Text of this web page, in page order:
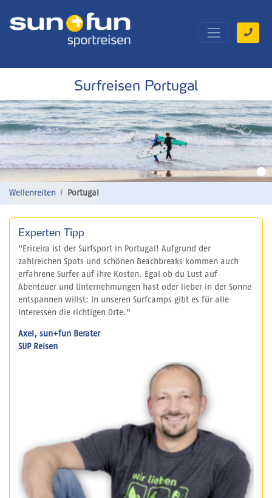
Surfreisen Portugal
Wellenreiten Portugal
Experten Tipp
"Ericeira ist der Surfsport in Portugal! Aufgrund der
zahlreichen Spots und schönen Beachbreaks kommen auch
erfahrene Surfer auf ihre Kosten. Egal ob du Lust auf
Abenteuer und Unternehmungen hast oder lieber in der Sonne
entspannen willst: In unseren Surfcamps gibt es für alle
Interessen die richtigen Orte."
Axel, sun+fun Berater
SUP Reisen